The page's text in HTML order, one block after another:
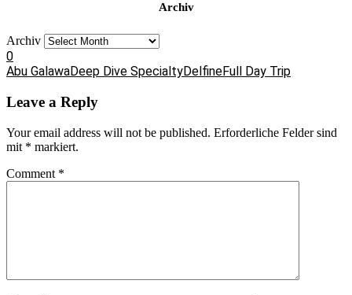
Archiv
Archiv
0
Abu GalawaDeep Dive SpecialtyDelfineFull Day Trip
Leave a Reply
Your email address will not be published. Erforderliche Felder sind
mit * markiert.
Comment *